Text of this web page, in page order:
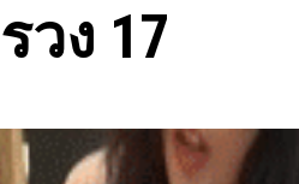
วง 17